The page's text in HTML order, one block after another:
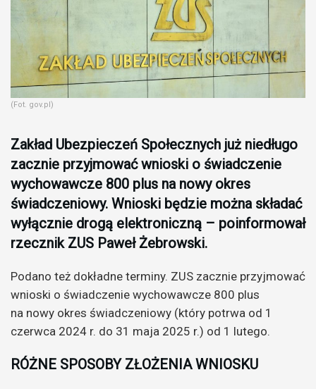
(Fot. gov.pl)
Zakład Ubezpieczeń Społecznych już niedługo
zacznie przyjmować wnioski o świadczenie
wychowawcze 800 plus na nowy okres
świadczeniowy. Wnioski będzie można składać
wyłącznie drogą elektroniczną – poinformował
rzecznik ZUS Paweł Żebrowski.
Podano też dokładne terminy. ZUS zacznie przyjmować
wnioski o świadczenie wychowawcze 800 plus
na nowy okres świadczeniowy (który potrwa od 1
czerwca 2024 r. do 31 maja 2025 r.) od 1 lutego.
RÓŻNE SPOSOBY ZŁOŻENIA WNIOSKU